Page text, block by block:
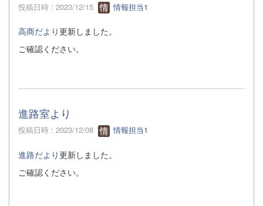
投稿日時 : 2023/12/15 情報担当1
高商だより更新しました。
ご確認ください。
進路室より
投稿日時 : 2023/12/08 情報担当1
進路だより更新しました。
ご確認ください。